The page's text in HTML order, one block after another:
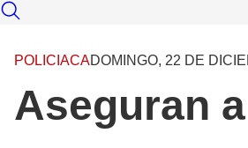
POLICIACADOMINGO, 22 DE
Aseguran